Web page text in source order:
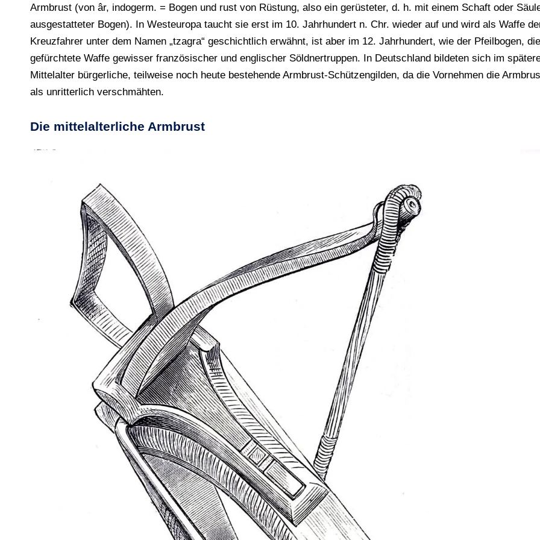
Armbrust (von âr, indogerm. = Bogen und rust von Rüstung, also ein gerüsteter, d. h. mit einem Schaft oder
ausgestatteter Bogen). In Westeuropa taucht sie erst im 10. Jahrhundert n. Chr. wieder auf und wird als Waffe
Kreuzfahrer unter dem Namen „tzagra“ geschichtlich erwähnt, ist aber im 12. Jahrhundert, wie der Pfeilbogen, die
gefürchtete Waffe gewisser französischer und englischer Söldnertruppen. In Deutschland bildeten sich im
Mittelalter bürgerliche, teilweise noch heute bestehende Armbrust-Schützengilden, da die Vornehmen die
als unritterlich verschmähten.
Die mittelalterliche Armbrust